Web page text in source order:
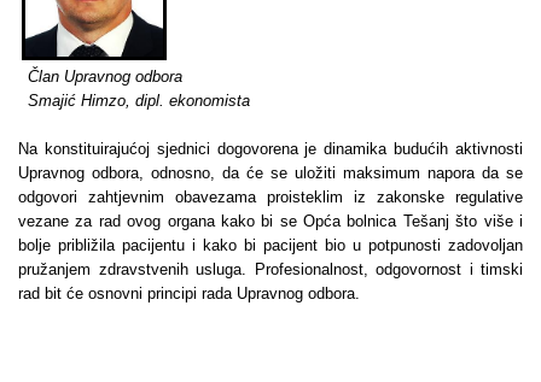
Član Upravnog odbora
Smajić Himzo, dipl. ekonomista
Na konstituirajućoj sjednici dogovorena je dinamika budućih aktivnosti
Upravnog odbora, odnosno, da će se uložiti maksimum napora da se
odgovori zahtjevnim obavezama proisteklim iz zakonske regulative
vezane za rad ovog organa kako bi se Opća bolnica Tešanj što više i
bolje približila pacijentu i kako bi pacijent bio u potpunosti zadovoljan
pružanjem zdravstvenih usluga. Profesionalnost, odgovornost i timski
rad bit će osnovni principi rada Upravnog odbora.